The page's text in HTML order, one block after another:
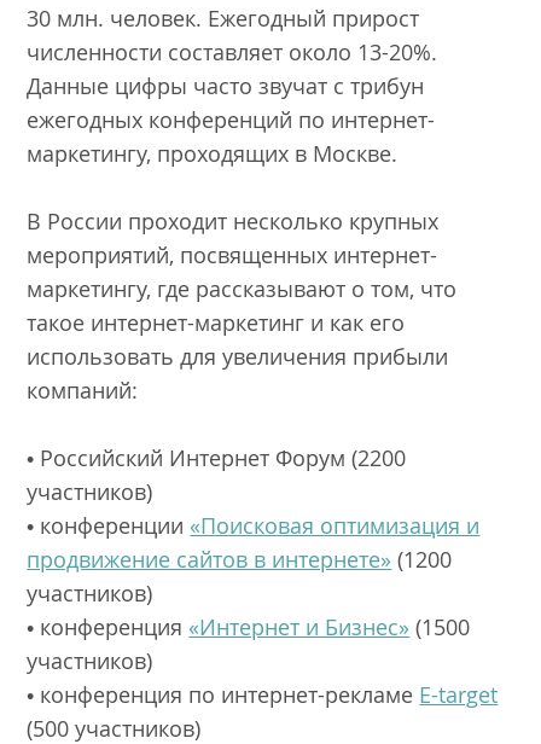
30 млн. человек. Ежегодный прирост
численности составляет около 13-20%.
Данные цифры часто звучат с трибун
ежегодных конференций по интернет-
маркетингу, проходящих в Москве.
В России проходит несколько крупных
мероприятий, посвященных интернет-
маркетингу, где рассказывают о том, что
такое интернет-маркетинг и как его
использовать для увеличения прибыли
компаний:
• Российский Интернет Форум (2200
участников)
• конференции«Поисковая оптимизация и
продвижение сайтов в интернете» (1200
участников)
• конференция«Интернет и Бизнес» (1500
участников)
• конференция по интернет-рекламе E-target
(500 участников)